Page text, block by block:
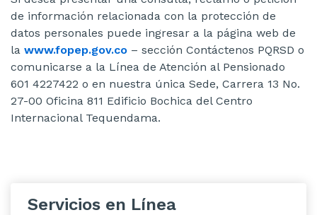
Servicios en Línea
de información relacionada con la protección de
datos personales puede ingresar a la página web de
la www.fopep.gov.co – sección Contáctenos PQRSD o
comunicarse a la Línea de Atención al Pensionado
601 4227422 o en nuestra única Sede, Carrera 13 No.
27-00 Oficina 811 Edificio Bochica del Centro
Internacional Tequendama.